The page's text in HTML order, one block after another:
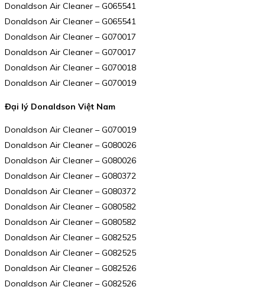
Donaldson Air Cleaner – G065541
Donaldson Air Cleaner – G065541
Donaldson Air Cleaner – G070017
Donaldson Air Cleaner – G070017
Donaldson Air Cleaner – G070018
Donaldson Air Cleaner – G070019
Đại lý Donaldson Việt Nam
Donaldson Air Cleaner – G070019
Donaldson Air Cleaner – G080026
Donaldson Air Cleaner – G080026
Donaldson Air Cleaner – G080372
Donaldson Air Cleaner – G080372
Donaldson Air Cleaner – G080582
Donaldson Air Cleaner – G080582
Donaldson Air Cleaner – G082525
Donaldson Air Cleaner – G082525
Donaldson Air Cleaner – G082526
Donaldson Air Cleaner – G082526